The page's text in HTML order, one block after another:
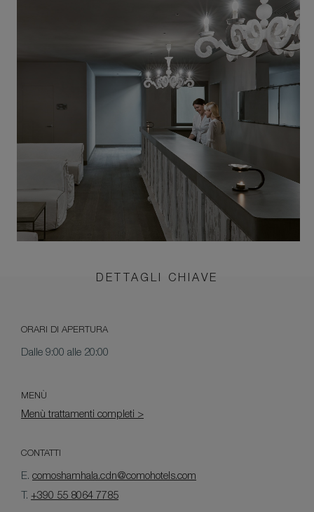
DETTAGLI CHIAVE
ORARI DI APERTURA
Dalle 9:00 alle 20:00
MENÙ
Menù trattamenti completi >
CONTATTI
E. comoshamhala.cdn@comohotels.com
T. +390 55 8064 7785